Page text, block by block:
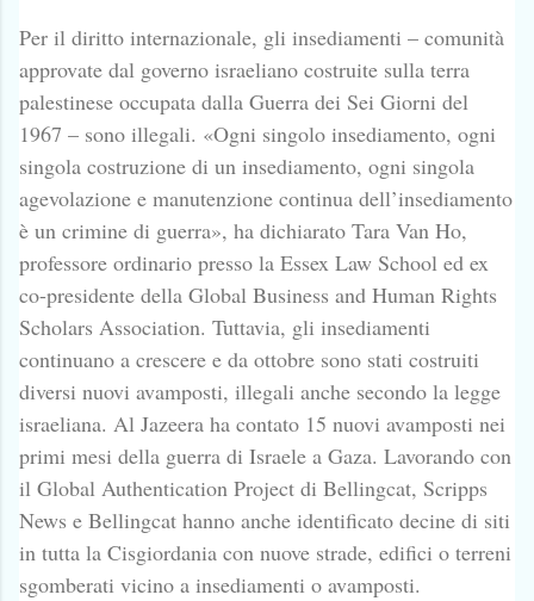
Per il diritto internazionale, gli insediamenti – comunità
approvate dal governo israeliano costruite sulla terra
palestinese occupata dalla Guerra dei Sei Giorni del
1967 – sono illegali. «Ogni singolo insediamento, ogni
singola costruzione di un insediamento, ogni singola
agevolazione e manutenzione continua dell’insediamento
è un crimine di guerra», ha dichiarato Tara Van Ho,
professore ordinario presso la Essex Law School ed ex
co-presidente della Global Business and Human Rights
Scholars Association. Tuttavia, gli insediamenti
continuano a crescere e da ottobre sono stati costruiti
diversi nuovi avamposti, illegali anche secondo la legge
israeliana. Al Jazeera ha contato 15 nuovi avamposti nei
primi mesi della guerra di Israele a Gaza. Lavorando con
il Global Authentication Project di Bellingcat, Scripps
News e Bellingcat hanno anche identificato decine di siti
in tutta la Cisgiordania con nuove strade, edifici o terreni
sgomberati vicino a insediamenti o avamposti.